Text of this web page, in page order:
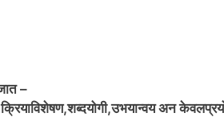
–
अन